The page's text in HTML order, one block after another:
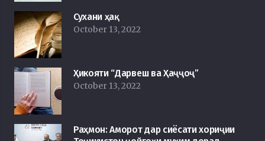
Сухани ҳақ
October 13, 2022
Ҳикояти “Дарвеш ва Ҳаҷҷоҷ”
October 13, 2022
Раҳмон: Аморот дар сиёсати хориҷии